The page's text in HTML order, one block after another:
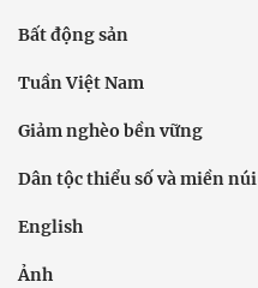
Bất động sản
Tuần Việt Nam
Giảm nghèo bền vững
Dân tộc thiểu số và miền núi
English
Ảnh